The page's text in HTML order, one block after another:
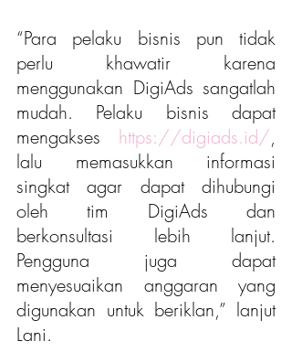
“Para pelaku bisnis pun tidak
perlu khawatir karena
menggunakan DigiAds sangatlah
mudah. Pelaku bisnis dapat
mengakses https://digiads.id/,
lalu memasukkan informasi
singkat agar dapat dihubungi
oleh tim DigiAds dan
berkonsultasi lebih lanjut.
Pengguna juga dapat
menyesuaikan anggaran yang
digunakan untuk beriklan,” lanjut
Lani.